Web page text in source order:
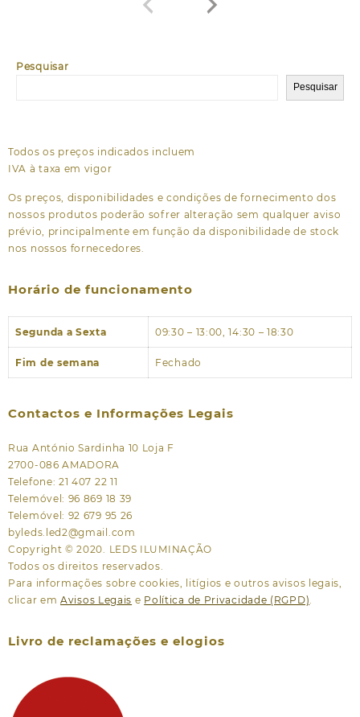
Pesquisar
Pesquisar
Todos os preços indicados incluem
IVA à taxa em vigor
Os preços, disponibilidades e condições de fornecimento dos
nossos produtos poderão sofrer alteração sem qualquer aviso
prévio, principalmente em função da disponibilidade de stock
nos nossos fornecedores.
Horário de funcionamento
Segunda a Sexta 09:30 – 13:00, 14:30 – 18:30
Fim de semana Fechado
Contactos e Informações Legais
Rua António Sardinha 10 Loja F
2700-086 AMADORA
Telefone: 21 407 22 11
Telemóvel: 96 869 18 39
Telemóvel: 92 679 95 26
byleds.led2@gmail.com
Copyright © 2020. LEDS ILUMINAÇÃO
Todos os direitos reservados.
Para informações sobre cookies, litígios e outros avisos legais,
clicar em Avisos Legais e Política de Privacidade (RGPD).
Livro de reclamações e elogios